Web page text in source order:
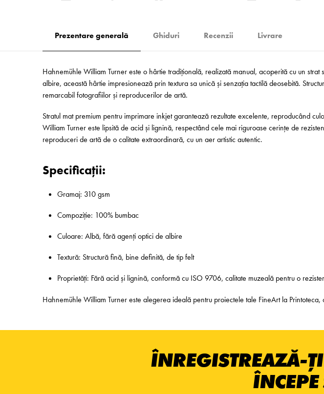
Prezentare generală Ghiduri Recenzii Livrare
Hahnemühle William Turner este o hârtie tradițională, realizată manual, acoperită cu un
albire, această hârtie impresionează prin textura sa unică și senzația tactilă deosebită.
remarcabil fotografiilor și reproducerilor de artă.
Stratul mat premium pentru imprimare inkjet garantează rezultate excelente, reproducând
William Turner este lipsită de acid și lignină, respectând cele mai riguroase cerințe de
reproduceri de artă de o calitate extraordinară, cu un aer artistic autentic.
Specificații:
Gramaj: 310 gsm
Compoziție: 100% bumbac
Culoare: Albă, fără agenți optici de albire
Textură: Structură fină, bine definită, de tip felt
Proprietăți: Fără acid și lignină, conformă cu ISO 9706, calitate muzeală pentru o
Hahnemühle William Turner este alegerea ideală pentru proiectele tale FineArt la
ÎNREGISTREAZĂ-